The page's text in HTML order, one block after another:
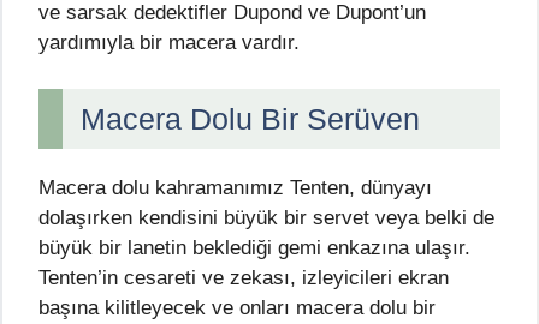
ve sarsak dedektifler Dupond ve Dupont’un
yardımıyla bir macera vardır.
Macera Dolu Bir Serüven
Macera dolu kahramanımız Tenten, dünyayı
dolaşırken kendisini büyük bir servet veya belki de
büyük bir lanetin beklediği gemi enkazına ulaşır.
Tenten’in cesareti ve zekası, izleyicileri ekran
başına kilitleyecek ve onları macera dolu bir